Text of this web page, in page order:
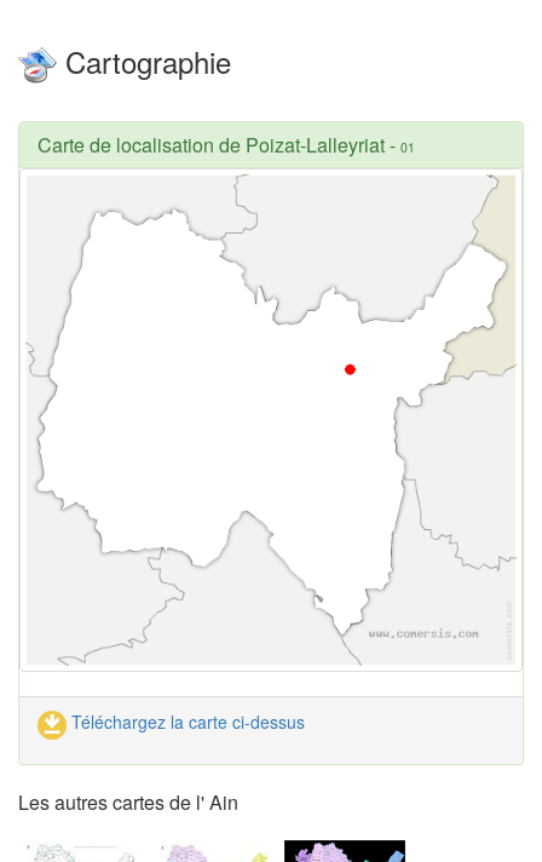
Cartographie
Carte de localisation de Poizat-Lalleyriat- 01
Téléchargez la carte ci-dessus
Les autres cartes de l' Ain